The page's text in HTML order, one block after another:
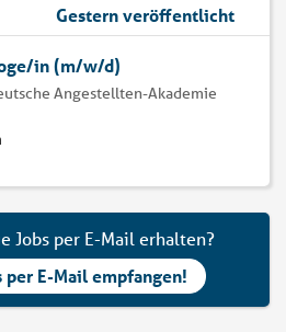
Gestern veröffentlicht
in (m/w/d)
Angestellten-Akademie
Jobs per E-Mail erhalten?
per E-Mail empfangen!